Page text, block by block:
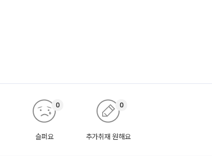
슬퍼요
0
추가취재 원해요
0